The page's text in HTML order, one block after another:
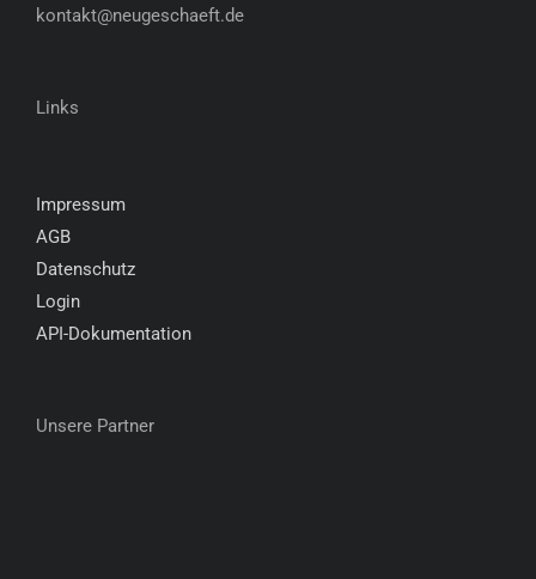
kontakt@neugeschaeft.de
Links
Impressum
AGB
Datenschutz
Login
API-Dokumentation
Unsere Partner